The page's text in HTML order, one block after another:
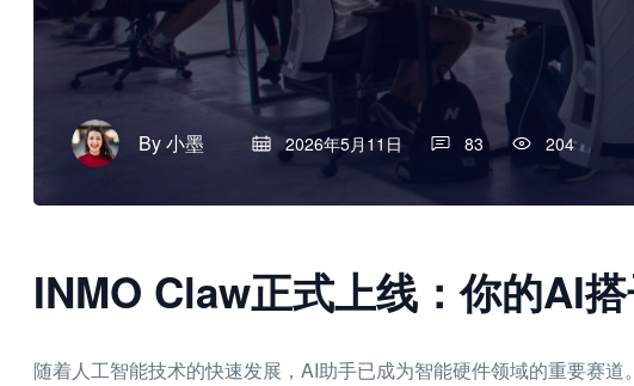
By小墨 2026年5月11日 83 204
INMO Claw正式上线：你的AI
随着人工智能技术的快速发展，AI助手已成为智能硬件领域的重要赛